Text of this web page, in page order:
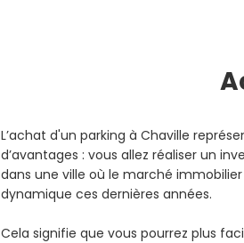
L’achat d'un parking à Chaville
d’avantages : vous allez réaliser un
dans une ville où le marché
dynamique ces dernières années.
Cela signifie que vous pourrez plus